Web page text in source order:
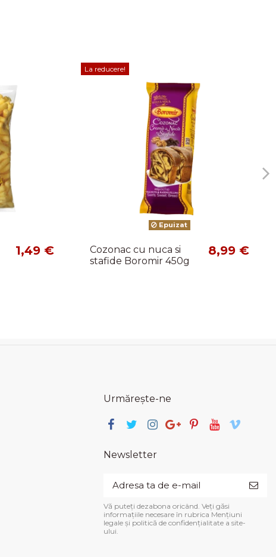
1,49 €
La reducere!
Epuizat
Cozonac cu nuca si
stafide Boromir 450g
8,99 €
Urmărește-ne
Newsletter
Vă puteți dezabona oricând. Veți găsi
informațiile necesare în rubrica Mențiuni
legale și politică de confidențialitate a site-
ului.